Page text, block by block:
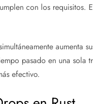
con los requisitos.
aumenta
pasado en una sola
efectivo.